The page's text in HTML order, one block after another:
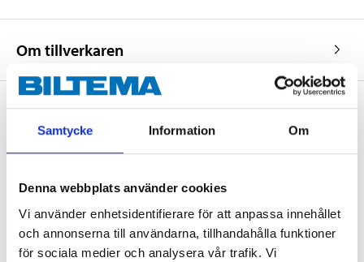
Samtycke Information Om
Denna webbplats använder cookies
Vi använder enhetsidentifierare för att anpassa innehållet
och annonserna till användarna, tillhandahålla funktioner
för sociala medier och analysera vår trafik. Vi
Om tillverkaren
tjänsten och våra villkor.
LÄS MER